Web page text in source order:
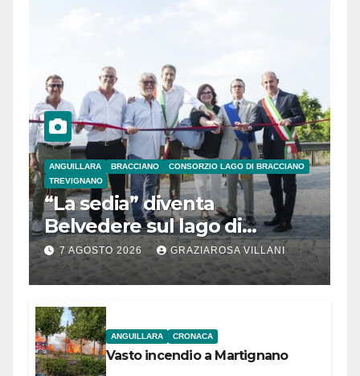
ANGUILLARA BRACCIANO
CONSORZIO LAGO DI BRACCIANO
TREVIGNANO
“La sedia” diventa
Belvedere sul lago di
Bracciano: ieri
l’inaugurazione
7 AGOSTO 2026 GRAZIAROSA VILLANI
ANGUILLARA CRONACA
Vasto incendio a Martignano